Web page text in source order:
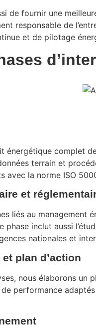
de fournir une
responsable de
et de pilotage
énergétique complet
terrain et
avec la norme ISO
et
liés au
inclut aussi
nationales et
et plan d’action
nous élaborons
performance